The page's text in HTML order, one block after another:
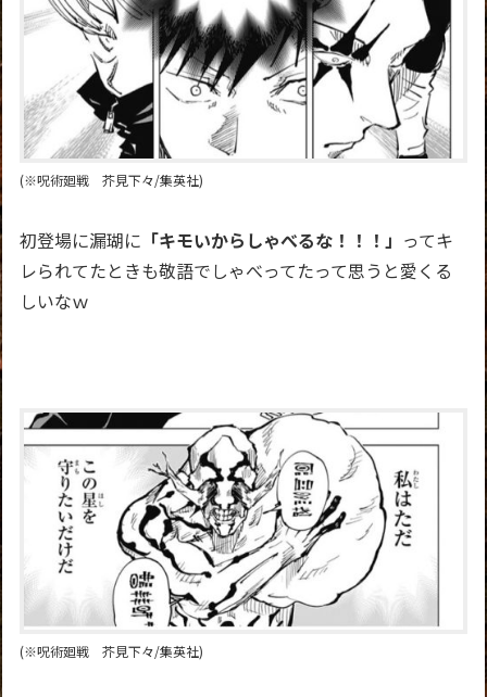
(※呪術廻戦 芥見下々/集英社)
初登場に漏瑚に 「キモいからしゃべるな！！！」 ってキ
レられてたときも敬語でしゃべってたって思うと愛くる
しいなｗ
(※呪術廻戦 芥見下々/集英社)